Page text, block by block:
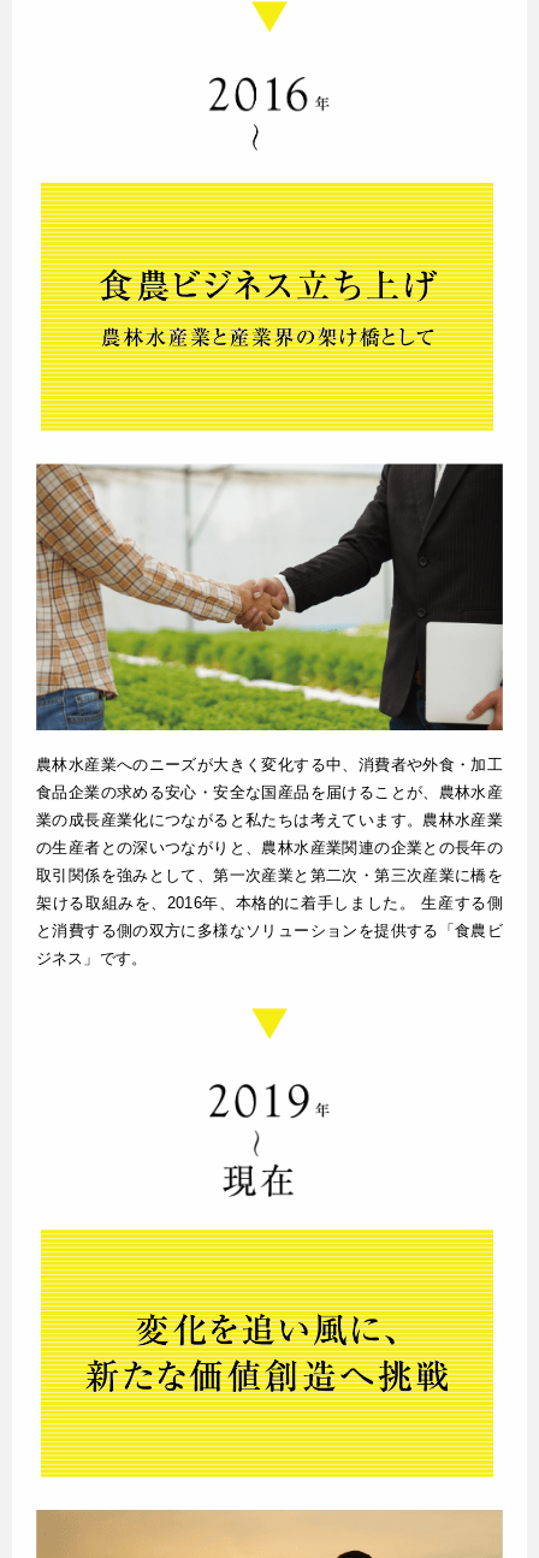
農林水産業へのニーズが大きく変化する中、消費者や外食・加工
食品企業の求める安心・安全な国産品を届けることが、農林水産
業の成長産業化につながると私たちは考えています。農林水産業
の生産者との深いつながりと、農林水産業関連の企業との長年の
取引関係を強みとして、第一次産業と第二次・第三次産業に橋を
架ける取組みを、2016年、本格的に着手しました。 生産する側
と消費する側の双方に多様なソリューションを提供する「食農ビ
ジネス」です。